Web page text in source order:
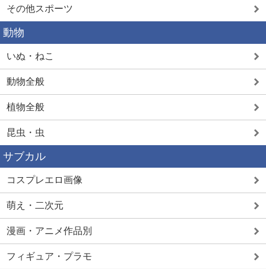
その他スポーツ
動物
いぬ・ねこ
動物全般
植物全般
昆虫・虫
サブカル
コスプレエロ画像
萌え・二次元
漫画・アニメ作品別
フィギュア・プラモ